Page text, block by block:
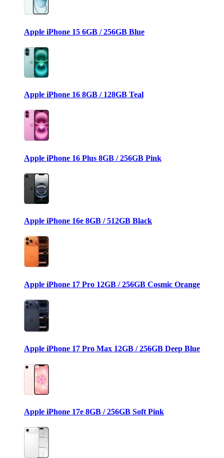
Apple iPhone 15 6GB / 256GB Blue
Apple iPhone 16 8GB / 128GB Teal
Apple iPhone 16 Plus 8GB / 256GB Pink
Apple iPhone 16e 8GB / 512GB Black
Apple iPhone 17 Pro 12GB / 256GB Cosmic Orange
Apple iPhone 17 Pro Max 12GB / 256GB Deep Blue
Apple iPhone 17e 8GB / 256GB Soft Pink